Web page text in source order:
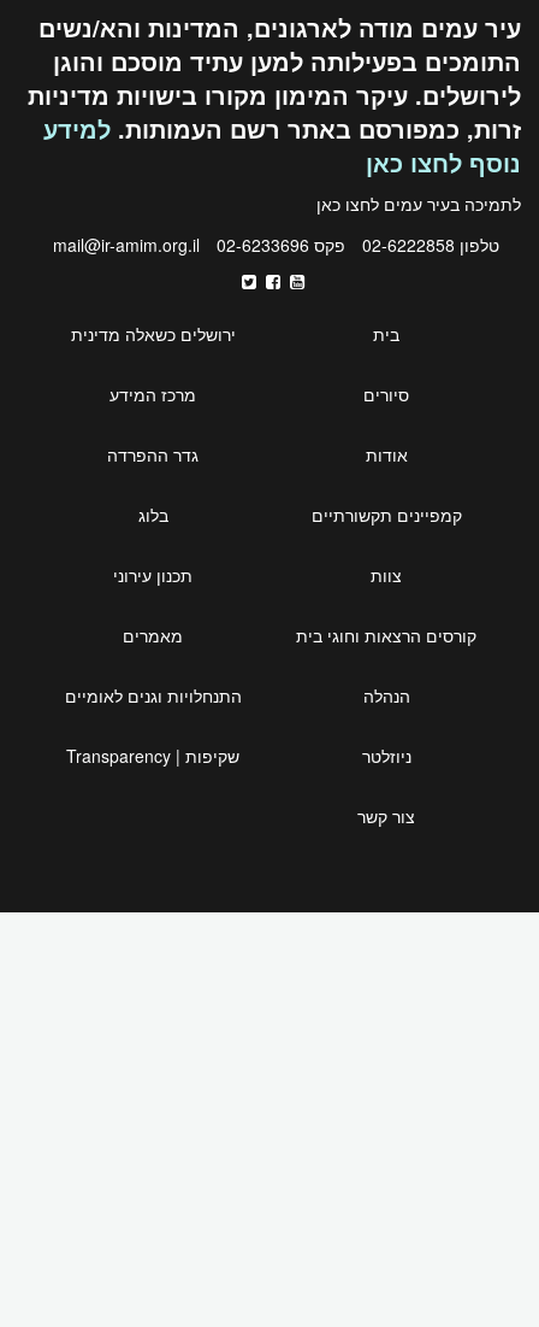
עיר עמים מודה לארגונים, המדינות והא/נשים
התומכים בפעילותה למען עתיד מוסכם והוגן
לירושלים. עיקר המימון מקורו בישויות מדיניות
זרות, כמפורסם באתר רשם העמותות. למידע
נוסף לחצו כאן
לתמיכה בעיר עמים לחצו כאן
טלפון 02-6222858
פקס 02-6233696 mail@ir-amim.org.il
בית ירושלים כשאלה מדינית
סיורים מרכז המידע
אודות גדר ההפרדה
קמפיינים תקשורתיים בלוג
צוות תכנון עירוני
קורסים הרצאות וחוגי בית מאמרים
הנהלה התנחלויות וגנים לאומיים
ניוזלטר שקיפות | Transparency
צור קשר